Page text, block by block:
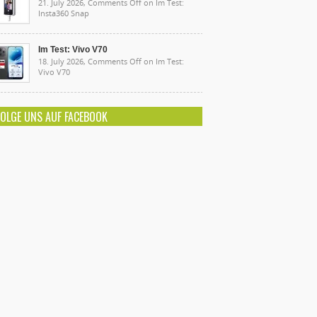
21. July 2026, Comments Off on Im Test:
Insta360 Snap
Im Test: Vivo V70
18. July 2026, Comments Off on Im Test:
Vivo V70
UNS AUF FACEBOOK